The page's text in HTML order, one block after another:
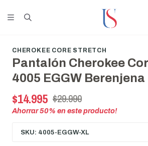
CHEROKEE CORE STRETCH
Pantalón Cherokee
4005 EGGW Berenjena
$14.995 $29.990
Ahorrar50% en este producto!
SKU: 4005-EGGW-XL